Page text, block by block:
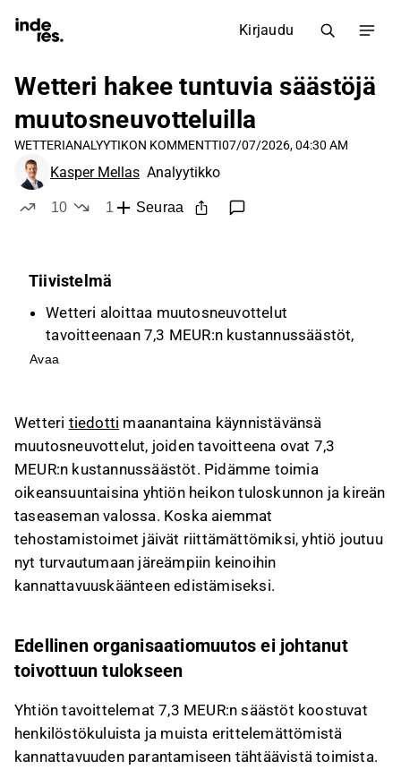
Kirjaudu
Wetteri hakee tuntuvia säästöjä
muutosneuvotteluilla
WETTERIANALYYTIKON KOMMENTTI07/07/2026, 04:30 AM
Kasper Mellas Analyytikko
10
1
Seuraa
Tiivistelmä
Wetteri aloittaa muutosneuvottelut
tavoitteenaan 7,3 MEUR:n kustannussäästöt,
jotka koostuvat henkilöstökuluista ja muista
henkilötyövuotta, mikä vastaa yli 12 % sen
työntekijöistä, ja harkitsee
tehtävänkuvamuutoksia sekä lomautuksia.
Wetteri toisti kuluvan vuoden ohjeistuksensa
liikevaihdon kasvusta ja oikaistun liikevoiton
parantumisesta, vaikka Q1-raportti oli heikko.
Uusien autojen tilaukset kasvoivat Q1:llä 23 %,
mikä tukee loppuvuoden liikevaihtonäkymää,
haastava.
Tämä sisältö on tekoälyn tuottamaa. Anna siihen
Avaa
Wetteri tiedotti maanantaina käynnistävänsä
muutosneuvottelut, joiden tavoitteena ovat 7,3
MEUR:n kustannussäästöt. Pidämme toimia
oikeansuuntaisina yhtiön heikon tuloskunnon ja kireän
taseaseman valossa. Koska aiemmat
tehostamistoimet jäivät riittämättömiksi, yhtiö joutuu
nyt turvautumaan järeämpiin keinoihin
kannattavuuskäänteen edistämiseksi.
Edellinen organisaatiomuutos ei johtanut
toivottuun tulokseen
Yhtiön tavoittelemat 7,3 MEUR:n säästöt koostuvat
henkilöstökuluista ja muista erittelemättömistä
kannattavuuden parantamiseen tähtäävistä toimista.